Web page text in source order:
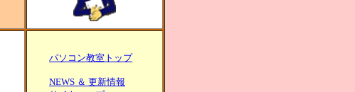
パソコン教室トップ
NEWS ＆ 更新情報